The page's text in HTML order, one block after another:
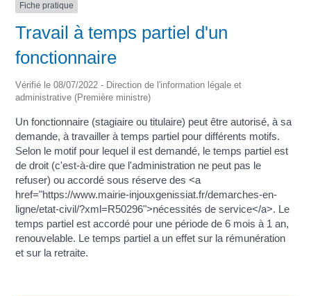
Fiche pratique
Travail à temps partiel d'un
fonctionnaire
Vérifié le 08/07/2022 - Direction de l'information légale et
administrative (Première ministre)
Un fonctionnaire (stagiaire ou titulaire) peut être autorisé, à sa
demande, à travailler à temps partiel pour différents motifs.
Selon le motif pour lequel il est demandé, le temps partiel est
de droit (c'est-à-dire que l'administration ne peut pas le
refuser) ou accordé sous réserve des <a
href="https://www.mairie-injouxgenissiat.fr/demarches-en-
ligne/etat-civil/?xml=R50296">nécessités de service</a>. Le
temps partiel est accordé pour une période de 6 mois à 1 an,
renouvelable. Le temps partiel a un effet sur la rémunération
et sur la retraite.